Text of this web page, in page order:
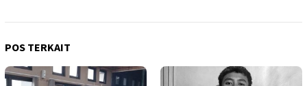
POS TERKAIT